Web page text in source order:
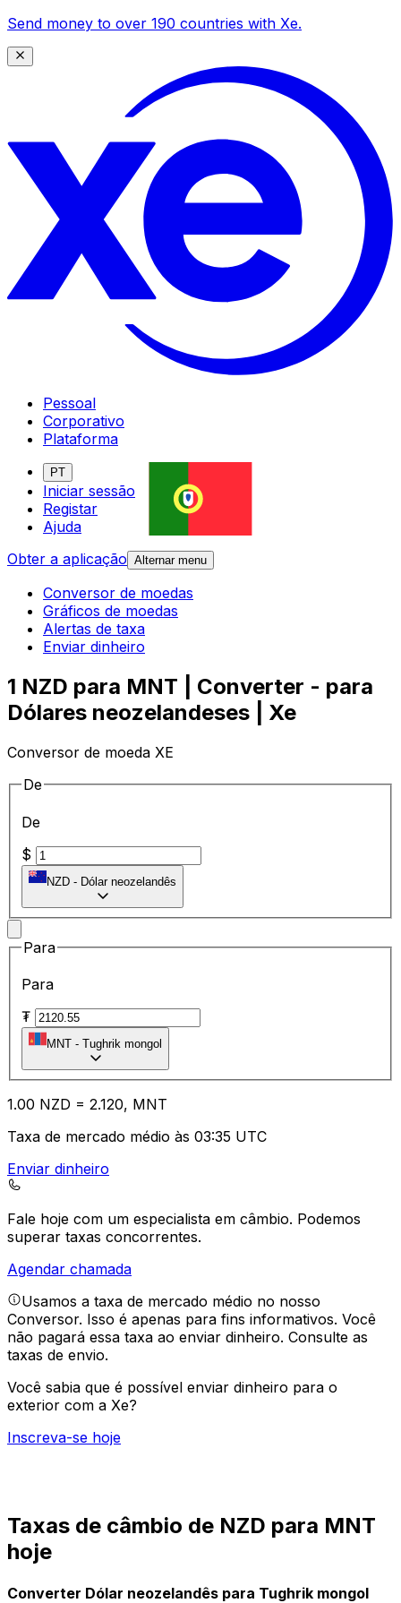
Send money to over 190 countries with Xe.
Pessoal
Corporativo
Plataforma
PT
Iniciar sessão
Registar
Ajuda
Obter a aplicação Alternar menu
Conversor de moedas
Gráficos de moedas
Alertas de taxa
Enviar dinheiro
1 NZD para MNT | Converter - para
Dólares neozelandeses | Xe
Conversor de moeda XE
De
De
$
NZD - Dólar neozelandês
Para
Para
₮
MNT - Tughrik mongol
1.00 NZD = 2.120, MNT
Taxa de mercado médio às 03:35 UTC
Enviar dinheiro
Fale hoje com um especialista em câmbio. Podemos
superar taxas concorrentes.
Agendar chamada
Usamos a taxa de mercado médio no nosso
Conversor. Isso é apenas para fins informativos. Você
não pagará essa taxa ao enviar dinheiro. Consulte as
taxas de envio.
Você sabia que é possível enviar dinheiro para o
exterior com a Xe?
Inscreva-se hoje
Taxas de câmbio de NZD para MNT
hoje
Converter Dólar neozelandês para Tughrik mongol